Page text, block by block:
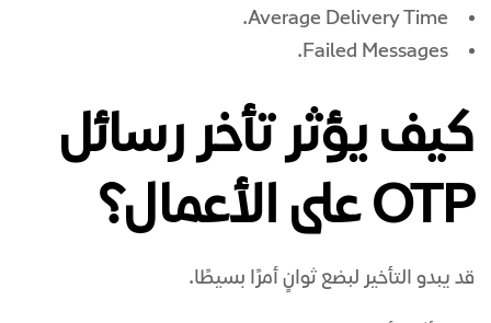
Average Delivery Time.
Failed Messages.
كيف يؤثر تأخر رسائل
OTP على الأعمال؟
قد يبدو التأخير لبضع ثوانٍ أمرًا بسيطًا.